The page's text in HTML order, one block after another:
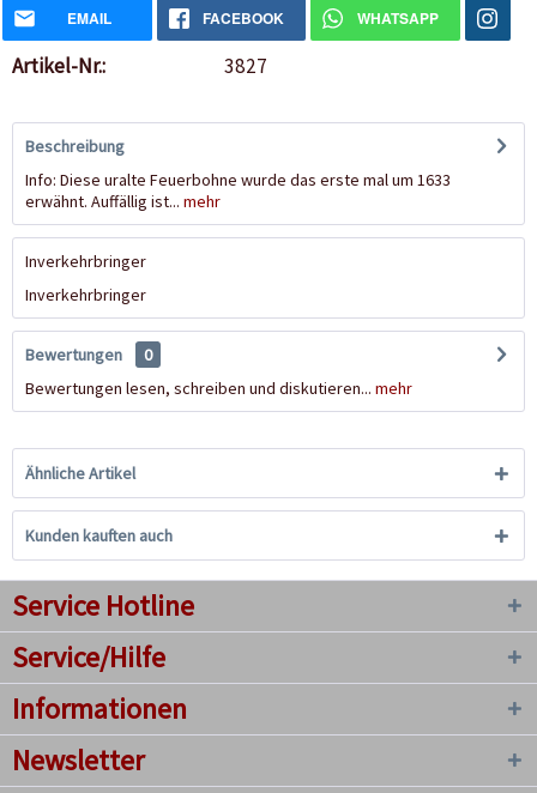
EMAIL FACEBOOK WHATSAPP
Artikel-Nr.: 3827
Beschreibung
Info: Diese uralte Feuerbohne wurde das erste mal um 1633
erwähnt. Auffällig ist... mehr
Inverkehrbringer
Inverkehrbringer
Bewertungen
0
Bewertungen lesen, schreiben und diskutieren... mehr
Ähnliche Artikel
Kunden kauften auch
Service Hotline
Service/Hilfe
Informationen
Newsletter